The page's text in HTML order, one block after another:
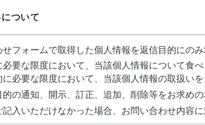
ついて
フォームで取得した個人情報を返信目的にの
要な限度において、当該個人情報について食
に必要な限度において、当該個人情報の取扱い
の通知、開示、訂正、追加、削除等をお求め
入いただけなかった場合、お問い合わせ内容